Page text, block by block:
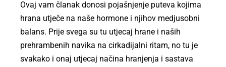
Ovaj vam članak donosi pojašnjenje puteva kojima
hrana utječe na naše hormone i njihov medjusobni
balans. Prije svega su tu utjecaj hrane i naših
prehrambenih navika na cirkadijalni ritam, no tu je
svakako i onaj utjecaj načina hranjenja i sastava